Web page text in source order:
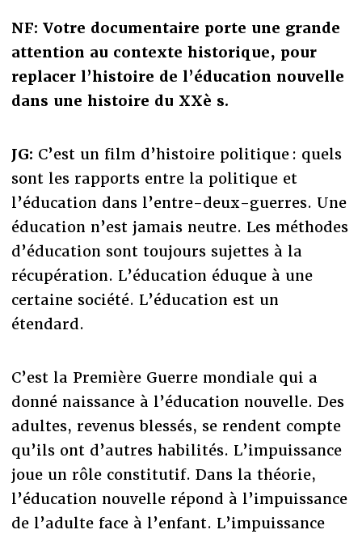
NF: Votre documentaire porte une grande
attention au contexte historique, pour
replacer l’histoire de l’éducation nouvelle
dans une histoire du XXè s.
JG: C’est un film d’histoire politique : quels
sont les rapports entre la politique et
l’éducation dans l’entre-deux-guerres. Une
éducation n’est jamais neutre. Les méthodes
d’éducation sont toujours sujettes à la
récupération. L’éducation éduque à une
certaine société. L’éducation est un
étendard.
C’est la Première Guerre mondiale qui a
donné naissance à l’éducation nouvelle. Des
adultes, revenus blessés, se rendent compte
qu’ils ont d’autres habilités. L’impuissance
joue un rôle constitutif. Dans la théorie,
l’éducation nouvelle répond à l’impuissance
de l’adulte face à l’enfant. L’impuissance